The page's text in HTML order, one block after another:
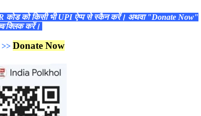
कोड को किसी भी UPI ऐप्प से स्कैन करें। अथवा "Donate Now"
क्लिक करें।
Donate Now